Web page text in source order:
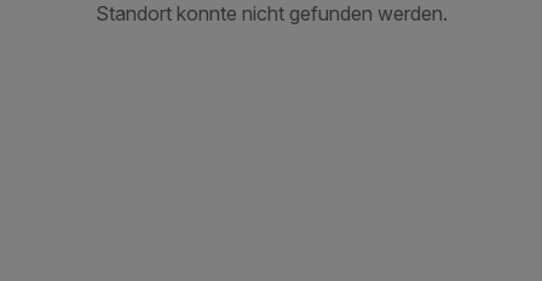
Standort konnte nicht gefunden werden.